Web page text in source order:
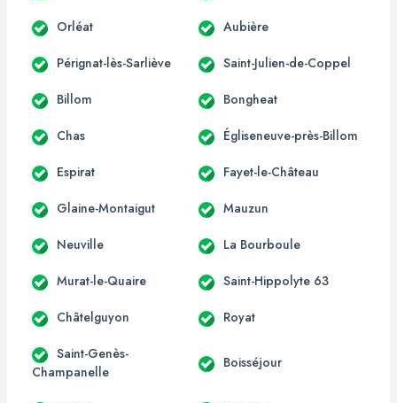
Orléat Aubière
Pérignat-lès-Sarliève Saint-Julien-de-Coppel
Billom Bongheat
Chas Égliseneuve-près-Billom
Espirat Fayet-le-Château
Glaine-Montaigut Mauzun
Neuville La Bourboule
Murat-le-Quaire Saint-Hippolyte 63
Châtelguyon Royat
Saint-Genès-
Champanelle
Boisséjour